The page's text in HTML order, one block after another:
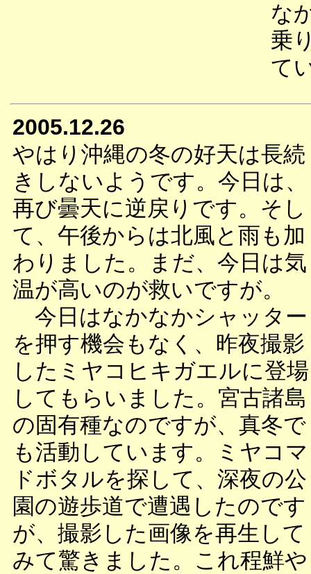
な
乗
て
2005.12.26
やはり沖縄の冬の好天は長続
きしないようです。今日は、
再び曇天に逆戻りです。そし
て、午後からは北風と雨も加
わりました。まだ、今日は気
温が高いのが救いですが。
今日はなかなかシャッター
を押す機会もなく、昨夜撮影
したミヤコヒキガエルに登場
してもらいました。宮古諸島
の固有種なのですが、真冬で
も活動しています。ミヤコマ
ドボタルを探して、深夜の公
園の遊歩道で遭遇したのです
が、撮影した画像を再生して
みて驚きました。これ程鮮や